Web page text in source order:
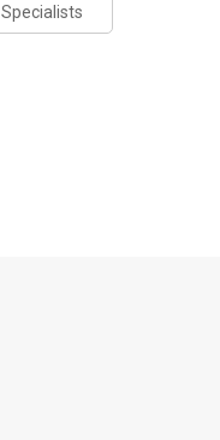
Specialists